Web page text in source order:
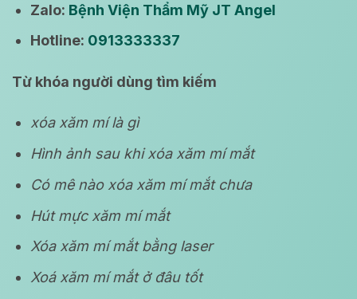
Zalo: Bệnh Viện Thẩm Mỹ JT Angel
Hotline: 0913333337
Từ khóa người dùng tìm kiếm
xóa xăm mí là gì
Hình ảnh sau khi xóa xăm mí mắt
Có mê nào xóa xăm mí mắt chưa
Hút mực xăm mí mắt
Xóa xăm mí mắt bằng laser
Xoá xăm mí mắt ở đâu tốt